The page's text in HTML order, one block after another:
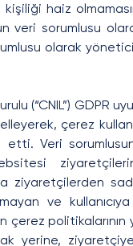
kişiliği haiz
veri sorumlusu
olarak
(“CNIL”) GDPR
çerez
Veri
ziyaretçilerden
ve
çerez
yerine,